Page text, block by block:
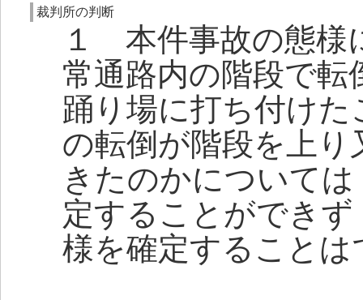
裁判所の判断
１ 本件事故の態様
常通路内の階段で転
踊り場に打ち付け
の転倒が階段を上
きたのかについて
定することができ
様を確定することは